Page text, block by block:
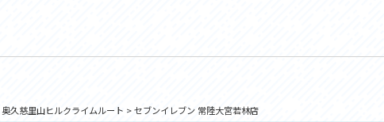
奥久慈里山ヒルクライムルート >セブンイレブン 常陸大宮若林店